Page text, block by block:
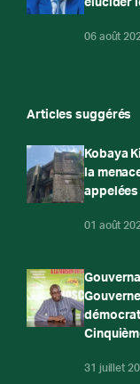
06 août
Articles suggérés
Kobaya
la
appelées
01 août
31 juillet